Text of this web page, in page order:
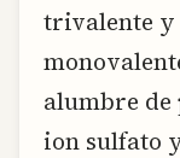
trivalente y
alumbre
ion sulfato